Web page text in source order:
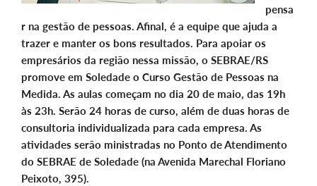
pensa
r na gestão de pessoas. Afinal, é a equipe que ajuda a
trazer e manter os bons resultados. Para apoiar os
empresários da região nessa missão, o SEBRAE/RS
promove em Soledade o Curso Gestão de Pessoas na
Medida. As aulas começam no dia 20 de maio, das 19h
às 23h. Serão 24 horas de curso, além de duas horas de
consultoria individualizada para cada empresa. As
atividades serão ministradas no Ponto de Atendimento
do SEBRAE de Soledade (na Avenida Marechal Floriano
Peixoto, 395).